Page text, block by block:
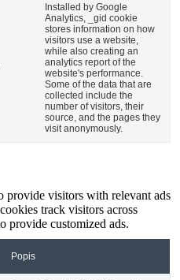
Installed by Google
Analytics, _gid cookie
stores information on how
visitors use a website,
while also creating an
analytics report of the
website's performance.
Some of the data that are
collected include the
number of visitors, their
source, and the pages they
visit anonymously.
provide visitors with relevant ads
track visitors across
provide customized ads.
Popis